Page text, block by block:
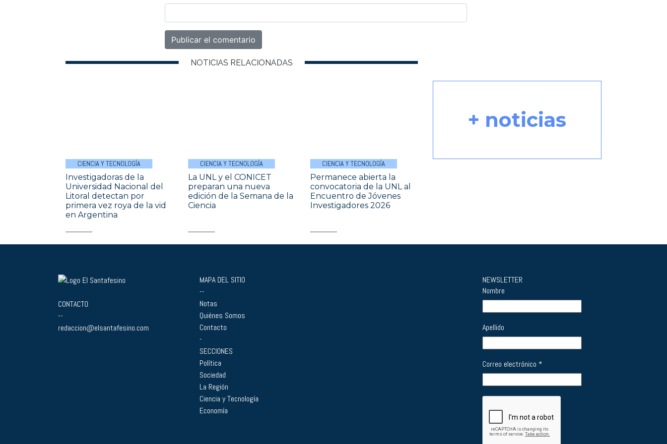
NOTICIAS RELACIONADAS
CIENCIA Y TECNOLOGÍA
Investigadoras de la
Universidad Nacional del
Litoral detectan por
primera vez roya de la vid
en Argentina
CIENCIA Y TECNOLOGÍA
La UNL y el CONICET
preparan una nueva
edición de la Semana de la
Ciencia
CIENCIA Y TECNOLOGÍA
Permanece abierta la
convocatoria de la UNL al
Encuentro de Jóvenes
Investigadores 2026
+ noticias
CONTACTO
--
redaccion@elsantafesino.com
MAPA DEL SITIO
--
Notas
Quiénes Somos
Contacto
-
SECCIONES
Política
Sociedad
La Región
Ciencia y Tecnología
Economía
NEWSLETTER
Nombre
Apellido
Correo electrónico *